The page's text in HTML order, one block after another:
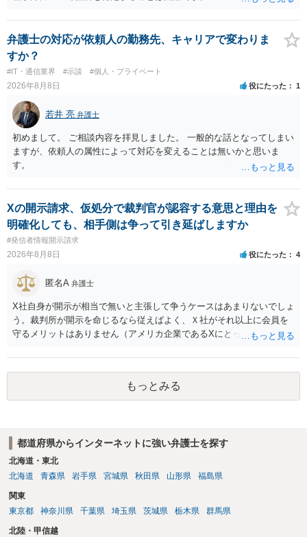
弁護士の対応が依頼人の勤務先、キャリアで変わりま
すか？
#IT・通信業界 #示談 #個人・プライベート
2026年8月8日 役にたった 1
若井 亮 弁護士
初めまして。 ご相談内容を拝見しました。 一般的な話となってしまい
ますが、依頼人の属性によって対応を変えることは無いかと思いま
す。
Xの開示請求、仮処分で裁判官が認容する意思と理由を
明確化しても、相手側は争って引き延ばしますか
#発信者情報開示請求
2026年8月8日 役にたった 4
匿名A 弁護士
X社自身が開示が相当で無いと主張して争うケースはあまりないでしょ
う。裁判所が開示を命じるなら従えばよく、Ｘ社がそれ以上に会員を
守るメリットはありません（アメリカ企業であるXにとって、日本の会
うかを争うよりも、「発信者情報の保有確認がまだできていない」な
どと言い訳して確認できるまで発令を引き伸ばす方で対応してくる方
が圧倒的に多いです（この作戦は必ずといっていいほど行ってきま
す）。
もっとみる
都道府県からインターネットに強い弁護士を探す
北海道・東北
北海道
青森県 岩手県 宮城県 秋田県 山形県 福島県
関東
東京都
神奈川県 千葉県 埼玉県 茨城県 栃木県 群馬県
北陸・甲信越